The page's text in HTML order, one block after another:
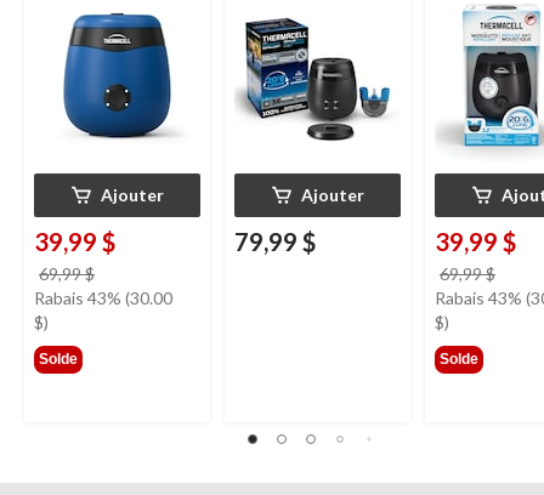
Ajouter
39,99 $
69,99 $
était
Rabais 43% (30.00
$)
Solde
charbon
Ajouter
79,99 $ 39,99 $
69,99 $
était
Rabais 43%
$)
Solde